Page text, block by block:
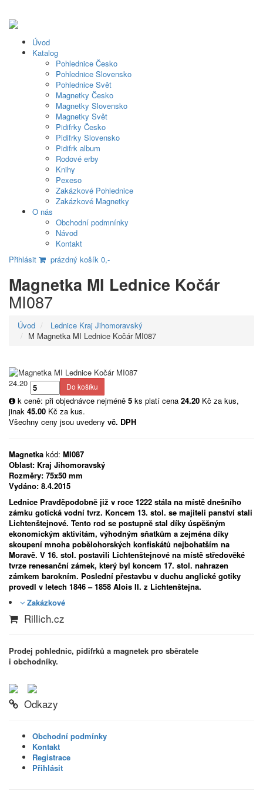
Úvod
Katalog
Pohlednice Česko
Pohlednice Slovensko
Pohlednice Svět
Magnetky Česko
Magnetky Slovensko
Magnetky Svět
Pidifrky Česko
Pidifrky Slovensko
Pidifrk album
Rodové erby
Knihy
Pexeso
Zakázkové Pohlednice
Zakázkové Magnetky
O nás
Obchodní podmnínky
Návod
Kontakt
Přihlásit
prázdný košík 0,-
Magnetka MI Lednice Kočár
MI087
Úvod
Lednice Kraj Jihomoravský
M Magnetka MI Lednice Kočár MI087
24.20
k ceně: při objednávce nejméně 5 ks platí cena 24.20 Kč za kus,
jinak 45.00 Kč za kus.
Všechny ceny jsou uvedeny vč. DPH
Magnetka kód: MI087
Oblast: Kraj Jihomoravský
Rozměry: 75x50 mm
Vydáno: 8.4.2015
Lednice Pravděpodobně již v roce 1222 stála na místě dnešního
zámku gotická vodní tvrz. Koncem 13. stol. se majiteli panství stali
Lichtenštejnové. Tento rod se postupně stal díky úspěšným
ekonomickým aktivitám, výhodným sňatkům a zejména díky
skoupení mnoha pobělohorských konfiskátů nejbohatším na
Moravě. V 16. stol. postavili Lichtenštejnové na místě středověké
tvrze renesanční zámek, který byl koncem 17. stol. nahrazen
zámkem barokním. Poslední přestavbu v duchu anglické gotiky
provedl v letech 1846 – 1858 Alois II. z Lichtenštejna.
Zakázkové
Rillich.cz
Prodej pohlednic, pidifrků a magnetek pro sběratele
i obchodníky.
Odkazy
Obchodní podmínky
Kontakt
Registrace
Přihlásit